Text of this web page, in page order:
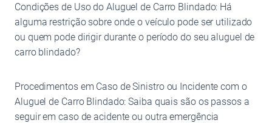
Condições de Uso do Aluguel de Carro Blindado: Há
alguma restrição sobre onde o veículo pode ser utilizado
ou quem pode dirigir durante o período do seu aluguel de
carro blindado?
Procedimentos em Caso de Sinistro ou Incidente com o
Aluguel de Carro Blindado: Saiba quais são os passos a
seguir em caso de acidente ou outra emergência